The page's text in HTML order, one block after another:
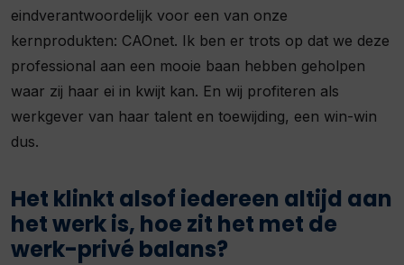
eindverantwoordelijk voor een van onze
kernprodukten: CAOnet. Ik ben er trots op dat we deze
professional aan een mooie baan hebben geholpen
waar zij haar ei in kwijt kan. En wij profiteren als
werkgever van haar talent en toewijding, een win-win
dus.
Het klinkt alsof iedereen altijd aan
het werk is, hoe zit het met de
werk-privé balans?